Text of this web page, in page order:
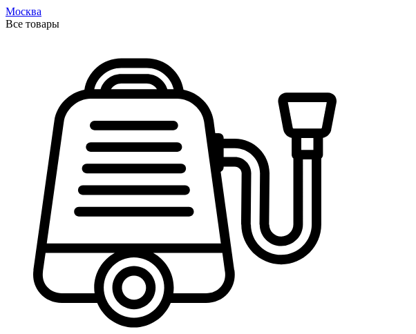
Москва
Все товары